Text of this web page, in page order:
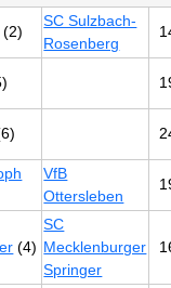
(2)
SC Sulzbach-
Rosenberg
VfB
Ottersleben
(4)
SC
Mecklenburger
Springer